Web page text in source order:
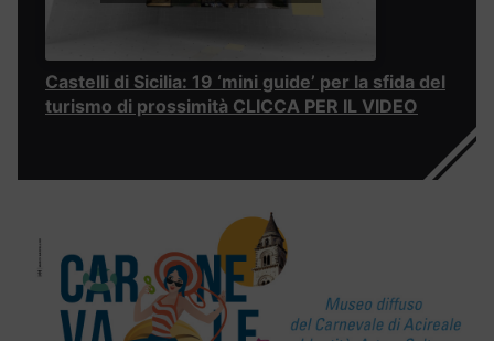
Castelli di Sicilia: 19 ‘mini guide’ per la sfida del
turismo di prossimità CLICCA PER IL VIDEO